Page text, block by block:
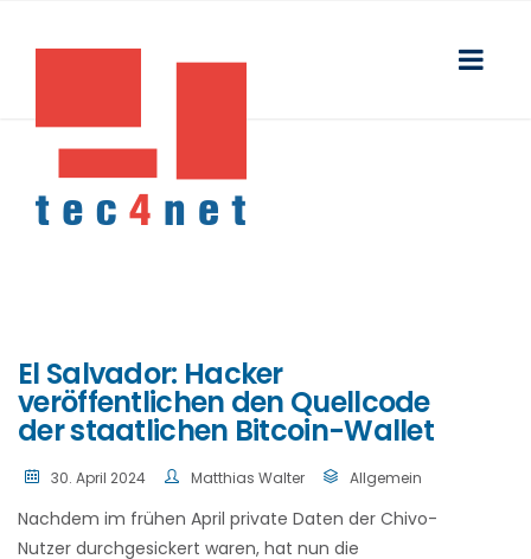
El Salvador: Hacker
veröffentlichen den Quellcode
der staatlichen Bitcoin-Wallet
30. April 2024 Matthias Walter Allgemein
Nachdem im frühen April private Daten der Chivo-
Nutzer durchgesickert waren, hat nun die